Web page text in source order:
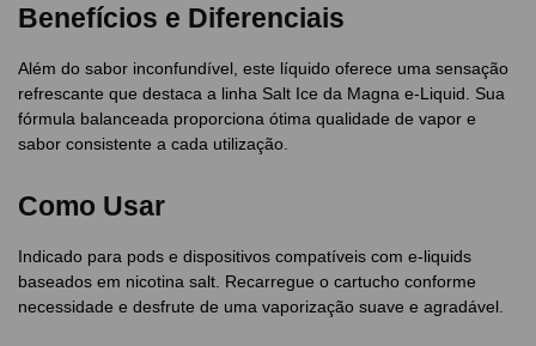
Benefícios e Diferenciais
Além do sabor inconfundível, este líquido oferece uma sensação
refrescante que destaca a linha Salt Ice da Magna e-Liquid. Sua
fórmula balanceada proporciona ótima qualidade de vapor e
sabor consistente a cada utilização.
Como Usar
Indicado para pods e dispositivos compatíveis com e-liquids
baseados em nicotina salt. Recarregue o cartucho conforme
necessidade e desfrute de uma vaporização suave e agradável.